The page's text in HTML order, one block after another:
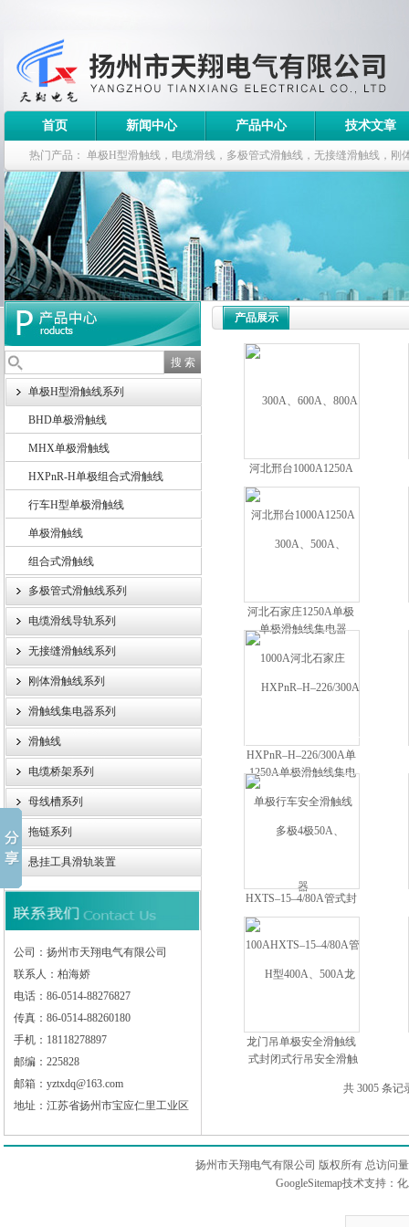
扬州市天翔电气有限公司
首页 新闻中心 产品中心 技术文章
热门产品： 单极H型滑触线，电缆滑线，多极管式滑触线，无接缝滑触线，刚
钢电缆滑车
单极H型滑触线系列
BHD单极滑触线
MHX单极滑触线
HXPnR-H单极组合式滑触线
行车H型单极滑触线
单极滑触线
组合式滑触线
多极管式滑触线系列
电缆滑线导轨系列
无接缝滑触线系列
刚体滑触线系列
滑触线集电器系列
滑触线
电缆桥架系列
母线槽系列
拖链系列
悬挂工具滑轨装置
公司：扬州市天翔电气有限公司
联系人：柏海娇
电话：86-0514-88276827
传真：86-0514-88260180
手机：18118278897
邮编：225828
邮箱：yztxdq@163.com
地址：江苏省扬州市宝应仁里工业区
产品展示
河北邢台1000A1250A
单极滑触线集电器
河北石家庄1250A单极
滑触线集电器
HXPnR–H–226/300A单
极行车安全滑触线
HXTS–15–4/80A管式封
闭式行吊安全滑触线
龙门吊单极安全滑触线
选型及计算
共 3005 条记
扬州市天翔电气有限公司 版权所有 总访问
GoogleSitemap技术支持：